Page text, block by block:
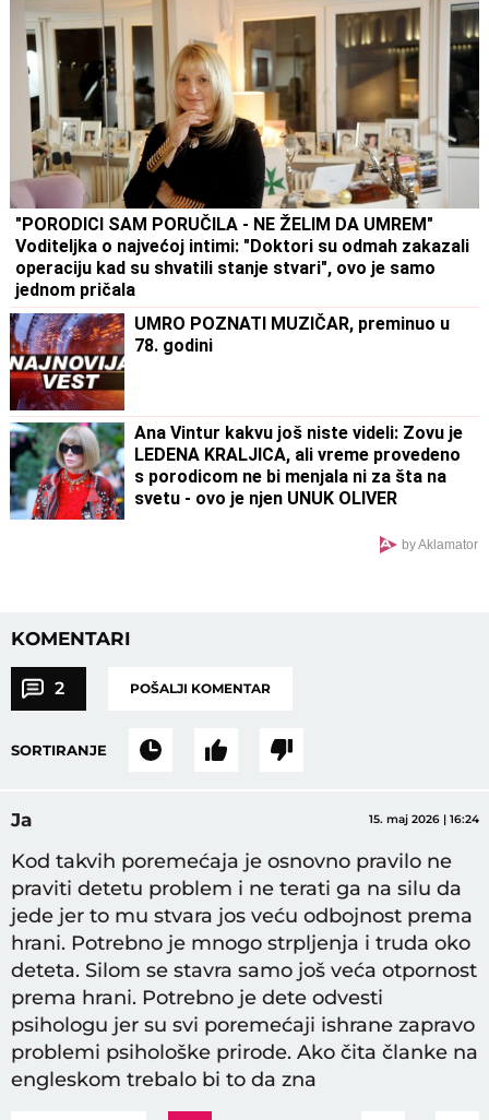
"PORODICI SAM PORUČILA - NE ŽELIM DA UMREM"
Voditeljka o najvećoj intimi: "Doktori su odmah zakazali
operaciju kad su shvatili stanje stvari", ovo je samo
jednom pričala
UMRO POZNATI MUZIČAR, preminuo u
78. godini
Ana Vintur kakvu još niste videli: Zovu je
LEDENA KRALJICA, ali vreme provedeno
s porodicom ne bi menjala ni za šta na
svetu - ovo je njen UNUK OLIVER
by Aklamator
KOMENTARI
2 POŠALJI KOMENTAR
SORTIRANJE
Ja 15. maj 2026 | 16:24
Kod takvih poremećaja je osnovno pravilo ne
praviti detetu problem i ne terati ga na silu da
jede jer to mu stvara jos veću odbojnost prema
hrani. Potrebno je mnogo strpljenja i truda oko
deteta. Silom se stavra samo još veća otpornost
prema hrani. Potrebno je dete odvesti
psihologu jer su svi poremećaji ishrane zapravo
problemi psihološke prirode. Ako čita članke na
engleskom trebalo bi to da zna